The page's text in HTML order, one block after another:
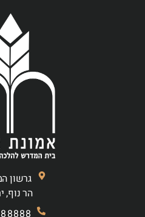
גרשון
הר נוף,